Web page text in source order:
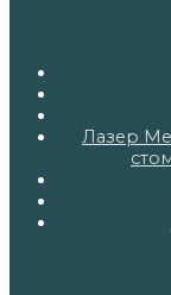
Лазер